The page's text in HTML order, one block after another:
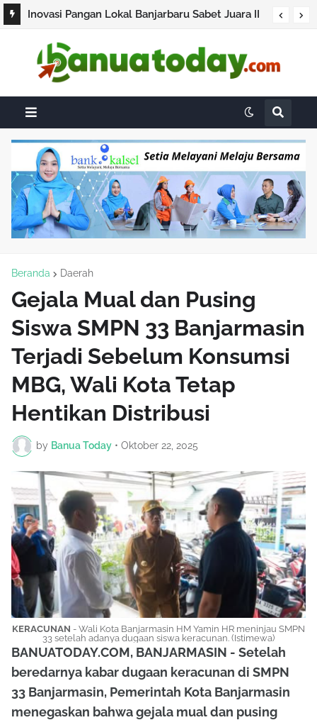
Inovasi Pangan Lokal Banjarbaru Sabet Juara II
Beranda Daerah
Gejala Mual dan Pusing
Siswa SMPN 33 Banjarmasin
Terjadi Sebelum Konsumsi
MBG, Wali Kota Tetap
Hentikan Distribusi
by Banua Today • Oktober 22, 2025
KERACUNAN - Wali Kota Banjarmasin HM Yamin HR meninjau SMPN
33 setelah adanya dugaan siswa keracunan. (Istimewa)
BANUATODAY.COM, BANJARMASIN - Setelah
beredarnya kabar dugaan keracunan di SMPN
33 Banjarmasin, Pemerintah Kota Banjarmasin
menegaskan bahwa gejala mual dan pusing